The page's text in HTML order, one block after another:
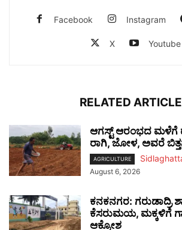
Facebook Instagram
X Youtube
RELATED
ಆಗಸ್ಟ್ ಆರಂಭದ ಮಳೆಗೆ
ರಾಗಿ, ಜೋಳ, ಅವರೆ
AGRICULTURE
August 6, 2026
ಕನಕನಗರ: ಗರುಡಾದ್ರಿ
ಕೆಸರುಮಯ, ಮಕ್ಕಳಿಗೆ
ಆಕ್ರೋಶ